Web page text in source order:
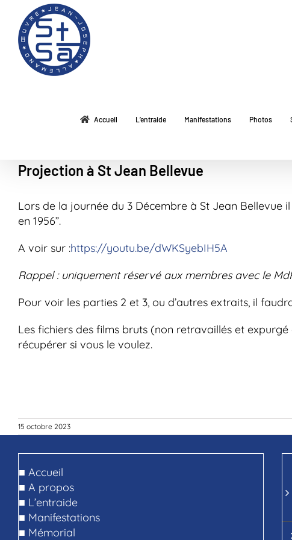
contenu
Accueil L’entraide Manifestations Photos
Projection à St Jean Bellevue
Lors de la journée du 3 Décembre à St Jean Bellevue
en 1956”.
A voir sur :https://youtu.be/dWKSyebIH5A
Rappel : uniquement réservé aux membres avec le
Pour voir les parties 2 et 3, ou d’autres extraits, il
Les fichiers des films bruts (non retravaillés et
récupérer si vous le voulez.
15 octobre 2023
■ Accueil
■ A propos
■ L’entraide
■ Manifestations
■ Mémorial